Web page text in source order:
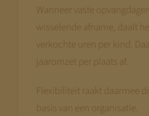
Wanneer vaste
wisselende afname, daalt
verkochte uren per kind.
jaaromzet per plaats af.
Flexibiliteit raakt daarmee
basis van een organisatie.